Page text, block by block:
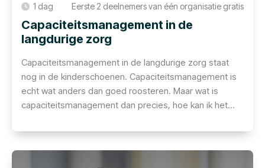
1 dag Eerste 2 deelnemers van één organisatie gratis
Capaciteitsmanagement in de
langdurige zorg
Capaciteitsmanagement in de langdurige zorg staat
nog in de kinderschoenen. Capaciteitsmanagement is
echt wat anders dan goed roosteren. Maar wat is
capaciteitsmanagement dan precies, hoe kan ik het
vragen waar ons 1-daags praktijkcollege antwoord op
biedt.